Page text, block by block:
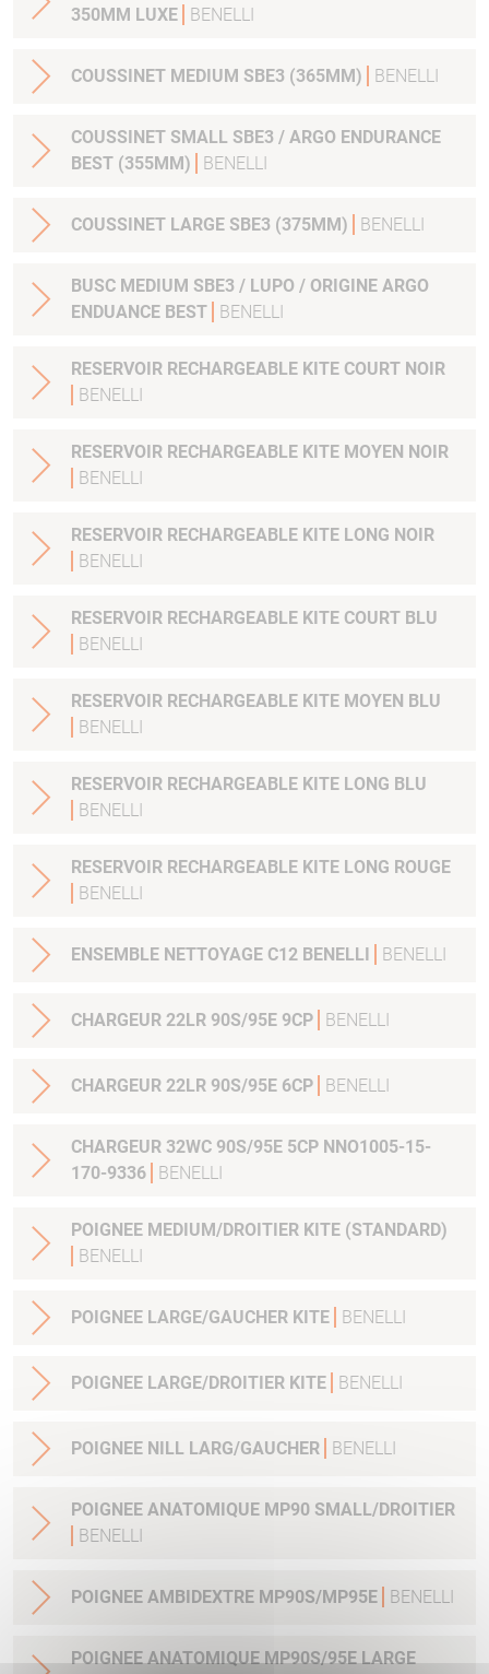
350MM LUXE
BENELLI
COUSSINET MEDIUM SBE3 (365MM) BENELLI
COUSSINET SMALL SBE3 / ARGO ENDURANCE
BEST (355MM)
BENELLI
COUSSINET LARGE SBE3 (375MM) BENELLI
BUSC MEDIUM SBE3 / LUPO / ORIGINE ARGO
ENDUANCE BEST
BENELLI
RESERVOIR RECHARGEABLE KITE COURT NOIR
BENELLI
RESERVOIR RECHARGEABLE KITE MOYEN NOIR
BENELLI
RESERVOIR RECHARGEABLE KITE LONG NOIR
BENELLI
RESERVOIR RECHARGEABLE KITE COURT BLU
BENELLI
RESERVOIR RECHARGEABLE KITE MOYEN BLU
BENELLI
RESERVOIR RECHARGEABLE KITE LONG BLU
BENELLI
RESERVOIR RECHARGEABLE KITE LONG ROUGE
BENELLI
ENSEMBLE NETTOYAGE C12 BENELLI BENELLI
CHARGEUR 22LR 90S/95E 9CP BENELLI
CHARGEUR 22LR 90S/95E 6CP BENELLI
CHARGEUR 32WC 90S/95E 5CP NNO1005-15-
170-9336
BENELLI
POIGNEE MEDIUM/DROITIER KITE (STANDARD)
BENELLI
POIGNEE LARGE/GAUCHER KITE BENELLI
POIGNEE LARGE/DROITIER KITE BENELLI
POIGNEE NILL LARG/GAUCHER BENELLI
POIGNEE ANATOMIQUE MP90 SMALL/DROITIER
BENELLI
POIGNEE AMBIDEXTRE MP90S/MP95E BENELLI
POIGNEE ANATOMIQUE MP90S/95E LARGE